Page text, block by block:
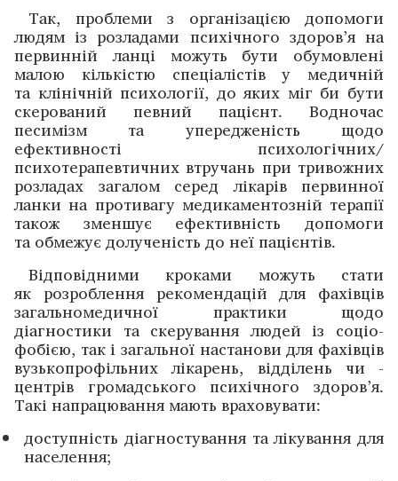
Так, проблеми з організацією допомоги
людям із розладами психічного здоров’я на
первинній ланці можуть бути обумовлені
малою кількістю спеціалістів у ­медичній
та клінічній психології, до яких міг би бути
скерований певний пацієнт. Водночас
песимізм та упередженість щодо
ефективності психологічних/
психотерапевтичних втручань при тривожних
розладах загалом серед лікарів первинної
ланки на противагу медикаментозній терапії
також зменшує ефективність допомоги
та обмежує долученість до неї пацієнтів.
Відповідними кроками можуть стати
як розроб­лення рекомендацій для фахівців
загальномедичної ­практики щодо
діагностики та скерування людей із соціо­
фобією, так і загальної настанови для фахівців
вузько­профільних ­лікарень, відділень чи ­
центрів громадського психічного здоров’я.
Такі напрацювання мають враховувати:
доступність діагностування та лікування для
населення;